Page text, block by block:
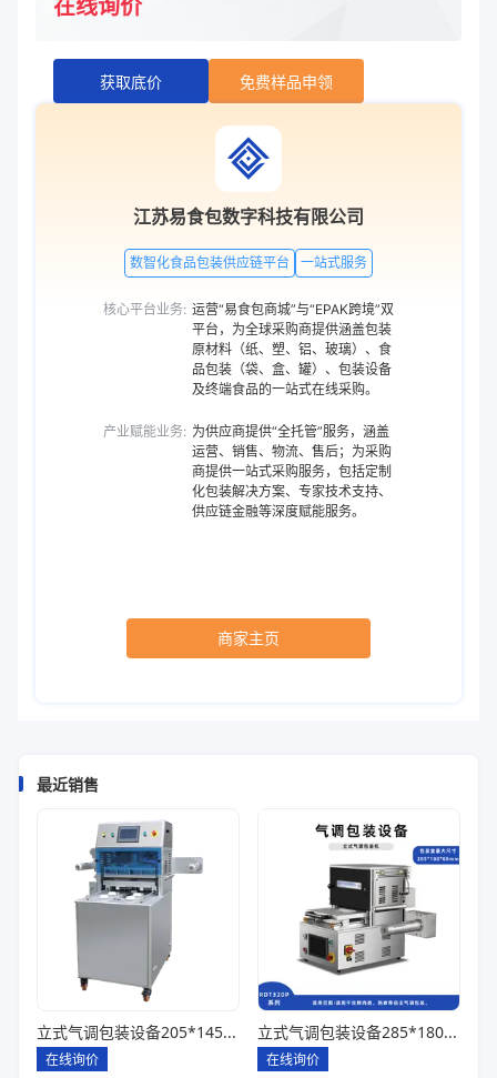
获取底价 免费样品申领
江苏易食包数字科技有限公司
数智化食品包装供应链平台 一站式服务
核心平台业务: 运营“易食包商城”与“EPAK跨境”双
平台，为全球采购商提供涵盖包装
原材料（纸、塑、铝、玻璃）、食
品包装（袋、盒、罐）、包装设备
及终端食品的一站式在线采购。
产业赋能业务: 为供应商提供“全托管”服务，涵盖
运营、销售、物流、售后；为采购
商提供一站式采购服务，包括定制
化包装解决方案、专家技术支持、
供应链金融等深度赋能服务。
商家主页
最近销售
立式气调包装设备205*145*85一出四
在线询价
立式气调包装设备285*180*80一出一
在线询价